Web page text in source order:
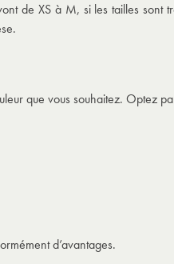
de XS à M, si les tailles sont
.
que vous souhaitez. Optez
d’avantages.